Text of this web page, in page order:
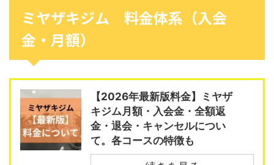
ミヤザキジム 料金体系（入会
金・月額）
【2026年最新版料金】ミヤザ
キジム月額・入会金・全額返
金・退会・キャンセルについ
て。各コースの特徴も